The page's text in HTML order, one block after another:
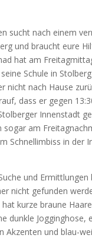
sucht nach einem
und braucht eure
hat am
Schule in
nicht nach Hause
dass er gegen
Innenstadt
sogar am
Schnellimbiss in der
und Ermittlungen
nicht gefunden
kurze braune
dunkle Jogginghose,
Akzenten und blau-